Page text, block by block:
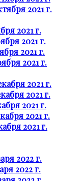
2021 г.
2021 г.
2021 г.
2021 г.
2021 г.
2021 г.
2021 г.
2021 г.
2021 г.
2021 г.
2022 г.
2022 г.